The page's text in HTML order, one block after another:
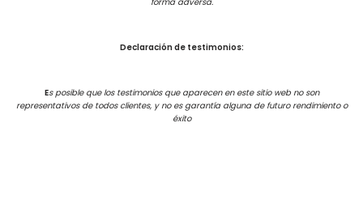
Declaración de testimonios:
Es posible que los testimonios que aparecen en este sitio web no son
representativos de todos clientes, y no es garantía alguna de futuro rendimiento o
éxito